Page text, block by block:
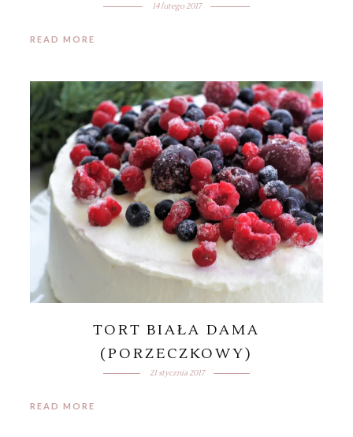
14 lutego 2017
READ MORE
TORT BIAŁA DAMA
(PORZECZKOWY)
21 stycznia 2017
READ MORE